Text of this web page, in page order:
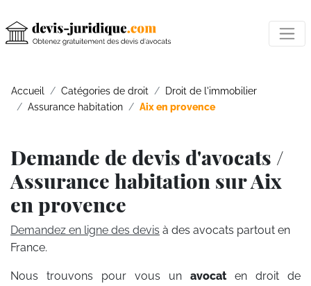
Accueil Catégories de droit
Droit de l'immobilier
Assurance habitation
Aix en provence
Demande de devis d'avocats /
Assurance habitation sur Aix
en provence
Demandez en ligne des devis à des avocats partout en
France.
Nous trouvons pour vous un avocat en droit de